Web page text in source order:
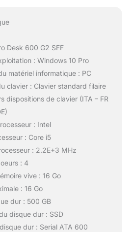
Desk 600 G2 SFF
: Windows 10 Pro
matériel informatique : PC
clavier : Clavier standard filaire
dispositions de clavier (ITA – FR
: Intel
: Core i5
: 2.2E+3 MHz
: 4
vive : 16 Go
: 16 Go
dur : 500 GB
disque dur : SSD
dur : Serial ATA 600